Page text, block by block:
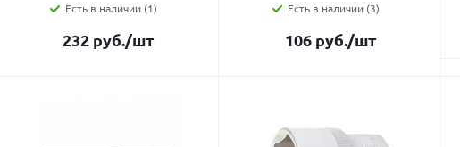
Есть в наличии (1)
232руб./шт
Есть в наличии (3)
106руб./шт